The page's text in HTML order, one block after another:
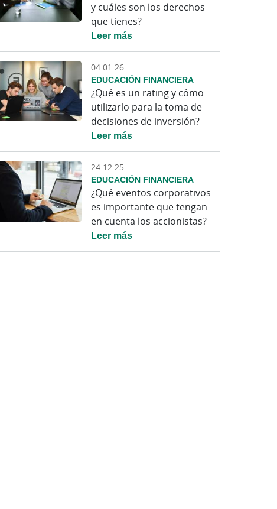
y cuáles son los derechos
que tienes?
Leer más
04.01.26
EDUCACIÓN FINANCIERA
¿Qué es un rating y cómo
utilizarlo para la toma de
decisiones de inversión?
Leer más
24.12.25
EDUCACIÓN FINANCIERA
¿Qué eventos corporativos
es importante que tengan
en cuenta los accionistas?
Leer más